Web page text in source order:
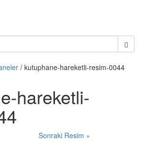
/ kutuphane-hareketli-resim-0044
hareketli-
Sonraki Resim »